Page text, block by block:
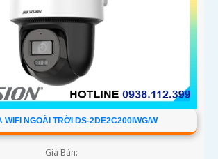
WIFI NGOÀI TRỜI DS-2DE2C200IWG/W
Giá Bán: